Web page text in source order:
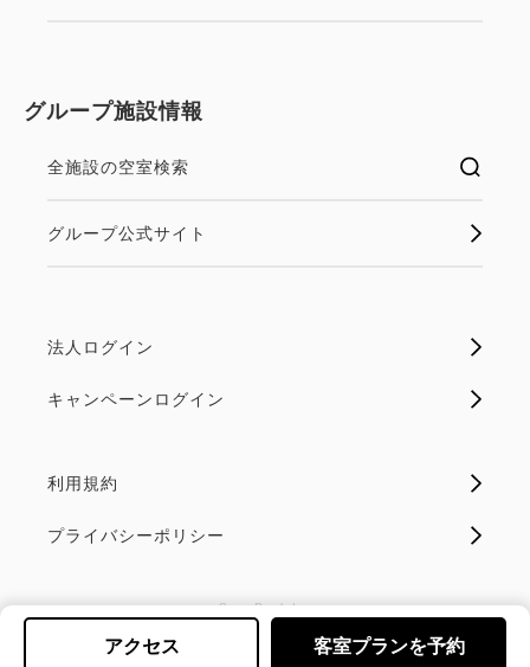
アクセス 客室プランを予約
グループ施設情報
全施設の空室検索
グループ公式サイト
法人ログイン
キャンペーンログイン
利用規約
プライバシーポリシー
SnowPeak,Inc